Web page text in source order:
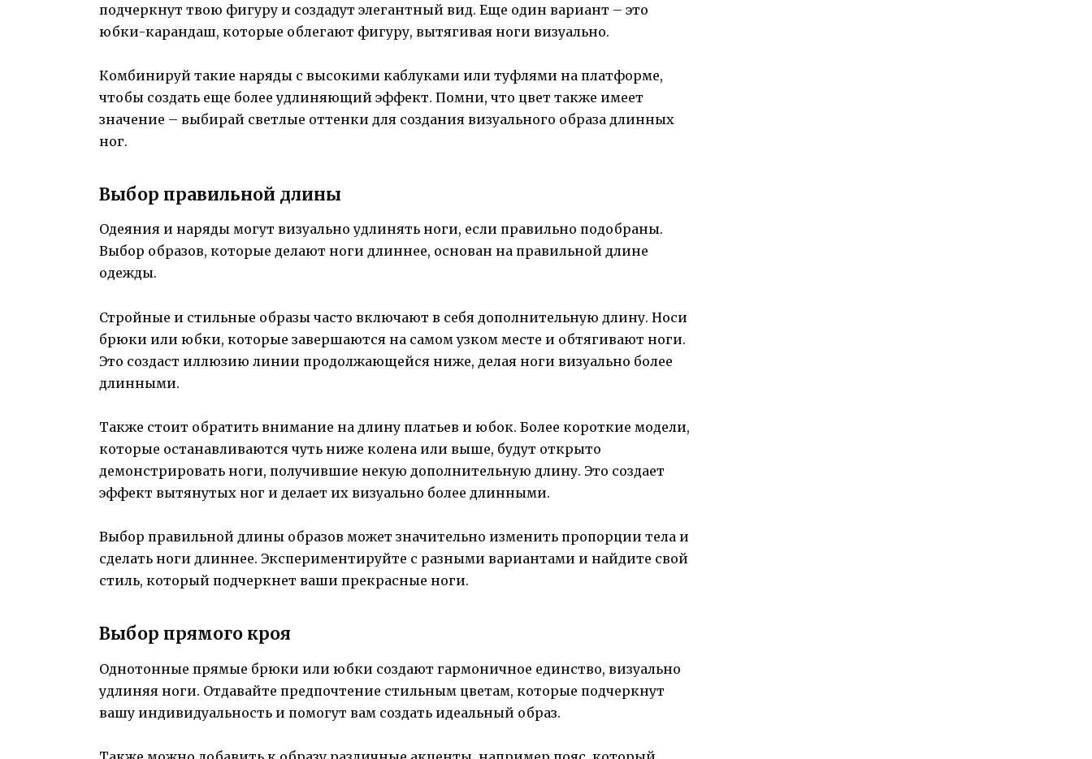
подчеркнут твою фигуру и создадут элегантный вид. Еще один вариант – это
юбки-карандаш, которые облегают фигуру, вытягивая ноги визуально.
Комбинируй такие наряды с высокими каблуками или туфлями на платформе,
чтобы создать еще более удлиняющий эффект. Помни, что цвет также имеет
значение – выбирай светлые оттенки для создания визуального образа длинных
ног.
Выбор правильной длины
Одеяния и наряды могут визуально удлинять ноги, если правильно подобраны.
Выбор образов, которые делают ноги длиннее, основан на правильной длине
одежды.
Стройные и стильные образы часто включают в себя дополнительную длину. Носи
брюки или юбки, которые завершаются на самом узком месте и обтягивают ноги.
Это создаст иллюзию линии продолжающейся ниже, делая ноги визуально более
длинными.
Также стоит обратить внимание на длину платьев и юбок. Более короткие модели,
которые останавливаются чуть ниже колена или выше, будут открыто
демонстрировать ноги, получившие некую дополнительную длину. Это создает
эффект вытянутых ног и делает их визуально более длинными.
Выбор правильной длины образов может значительно изменить пропорции тела и
сделать ноги длиннее. Экспериментируйте с разными вариантами и найдите свой
стиль, который подчеркнет ваши прекрасные ноги.
Выбор прямого кроя
Однотонные прямые брюки или юбки создают гармоничное единство, визуально
удлиняя ноги. Отдавайте предпочтение стильным цветам, которые подчеркнут
вашу индивидуальность и помогут вам создать идеальный образ.